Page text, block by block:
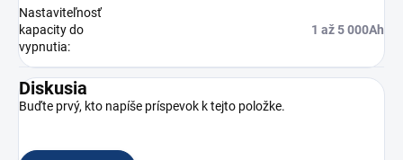
Nastaviteľnosť
kapacity do
vypnutia:
1 až 5 000Ah
Diskusia
Buďte prvý, kto napíše príspevok k tejto položke.